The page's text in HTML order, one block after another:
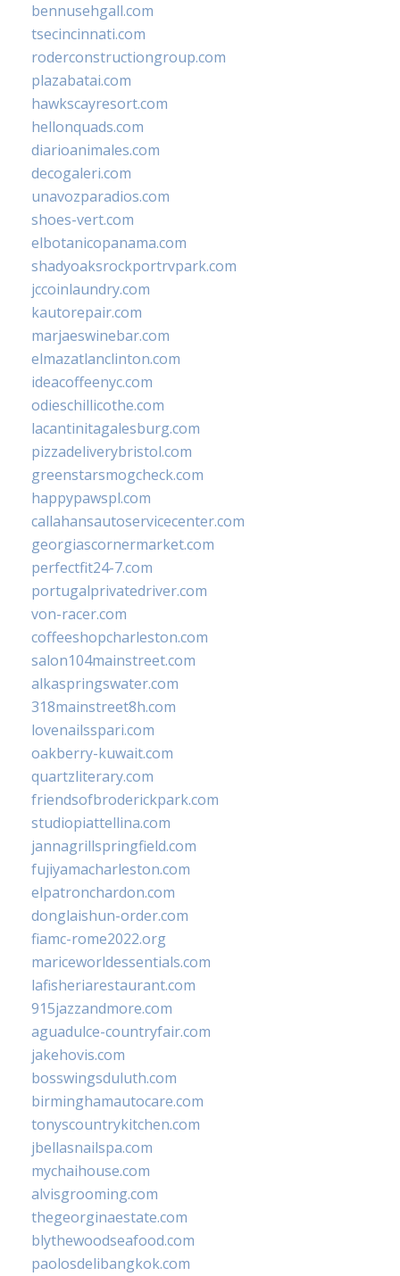
bennusehgall.com
tsecincinnati.com
roderconstructiongroup.com
plazabatai.com
hawkscayresort.com
hellonquads.com
diarioanimales.com
decogaleri.com
unavozparadios.com
shoes-vert.com
elbotanicopanama.com
shadyoaksrockportrvpark.com
jccoinlaundry.com
kautorepair.com
marjaeswinebar.com
elmazatlanclinton.com
ideacoffeenyc.com
odieschillicothe.com
lacantinitagalesburg.com
pizzadeliverybristol.com
greenstarsmogcheck.com
happypawspl.com
callahansautoservicecenter.com
georgiascornermarket.com
perfectfit24-7.com
portugalprivatedriver.com
von-racer.com
coffeeshopcharleston.com
salon104mainstreet.com
alkaspringswater.com
318mainstreet8h.com
lovenailsspari.com
oakberry-kuwait.com
quartzliterary.com
friendsofbroderickpark.com
studiopiattellina.com
jannagrillspringfield.com
fujiyamacharleston.com
elpatronchardon.com
donglaishun-order.com
fiamc-rome2022.org
mariceworldessentials.com
lafisheriarestaurant.com
915jazzandmore.com
aguadulce-countryfair.com
jakehovis.com
bosswingsduluth.com
birminghamautocare.com
tonyscountrykitchen.com
jbellasnailspa.com
mychaihouse.com
alvisgrooming.com
thegeorginaestate.com
blythewoodseafood.com
paolosdelibangkok.com